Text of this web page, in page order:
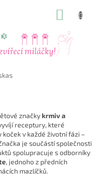
značkykrmiv a
receptury, které
v každé životní fázi –
je součástí společnosti
spolupracuje s odborníky
, jednoho z předních
mazlíčků.